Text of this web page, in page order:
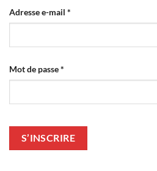
Adresse e-mail *
Mot de passe*
S’INSCRIRE